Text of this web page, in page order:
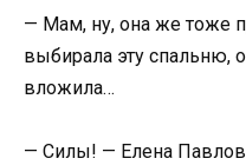
— Мам, ну, она же тоже
выбирала эту спальню,
вложила…
— Силы! — Елена